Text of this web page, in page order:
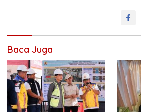
Baca Juga